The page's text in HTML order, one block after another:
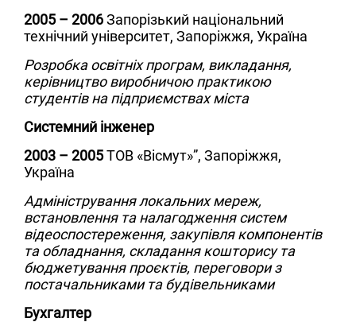
2005 – 2006Запорізький національний
технічний університет, Запоріжжя, Україна
Розробка освітніх програм, викладання,
керівництво виробничою практикою
студентів на підприємствах міста
Системний інженер
2003 – 2005ТОВ «Вісмут»”, Запоріжжя,
Україна
Адміністрування локальних мереж,
встановлення та налагодження систем
відеоспостереження, закупівля компонентів
та обладнання, складання кошторису та
бюджетування проєктів, переговори з
постачальниками та будівельниками
Бухгалтер